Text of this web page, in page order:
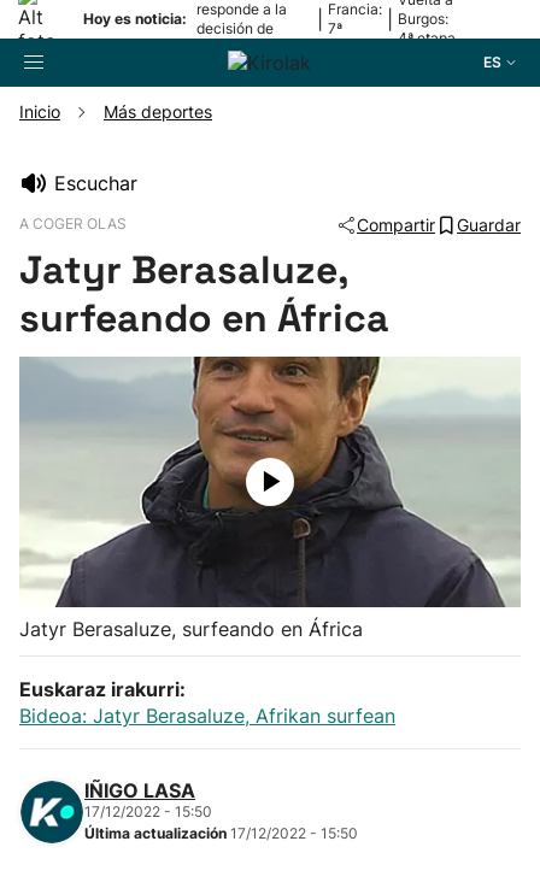
Hoy es noticia:
responde a la
decisión de
Oriamendi
Francia:
7ª
Burgos:
4ª etapa
ES
Pelota
Remo
Ciclismo
Herri-kirolak
Balonmano
Kirolak 360
Atletismo
Carreras de montaña
Inicio Más deportes
Escuchar
A COGER OLAS Compartir Guardar
Jatyr Berasaluze,
surfeando en África
Jatyr Berasaluze, surfeando en África
Euskaraz irakurri:
Bideoa: Jatyr Berasaluze, Afrikan surfean
IÑIGO LASA
17/12/2022 - 15:50
Última actualización 17/12/2022 - 15:50